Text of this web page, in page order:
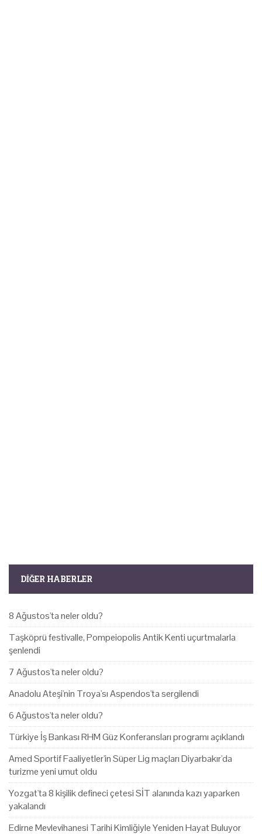
DIĞER HABERLER
8 Ağustos'ta neler oldu?
Taşköprü festivalle, Pompeiopolis Antik Kenti uçurtmalarla
şenlendi
7 Ağustos'ta neler oldu?
Anadolu Ateşi'nin Troya'sı Aspendos'ta sergilendi
6 Ağustos'ta neler oldu?
Türkiye İş Bankası RHM Güz Konferansları programı açıklandı
Amed Sportif Faaliyetler'in Süper Lig maçları Diyarbakır'da
turizme yeni umut oldu
Yozgat'ta 8 kişilik defineci çetesi SİT alanında kazı yaparken
yakalandı
Edirne Mevlevihanesi Tarihi Kimliğiyle Yeniden Hayat Buluyor